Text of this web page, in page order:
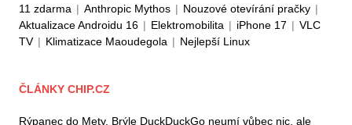
11 zdarma | Anthropic Mythos | Nouzové otevírání pračky |
Aktualizace Androidu 16 | Elektromobilita | iPhone 17 | VLC
TV | Klimatizace Maoudegola | Nejlepší Linux
ČLÁNKY CHIP.CZ
Rýpanec do Mety. Brýle DuckDuckGo neumí vůbec nic, ale